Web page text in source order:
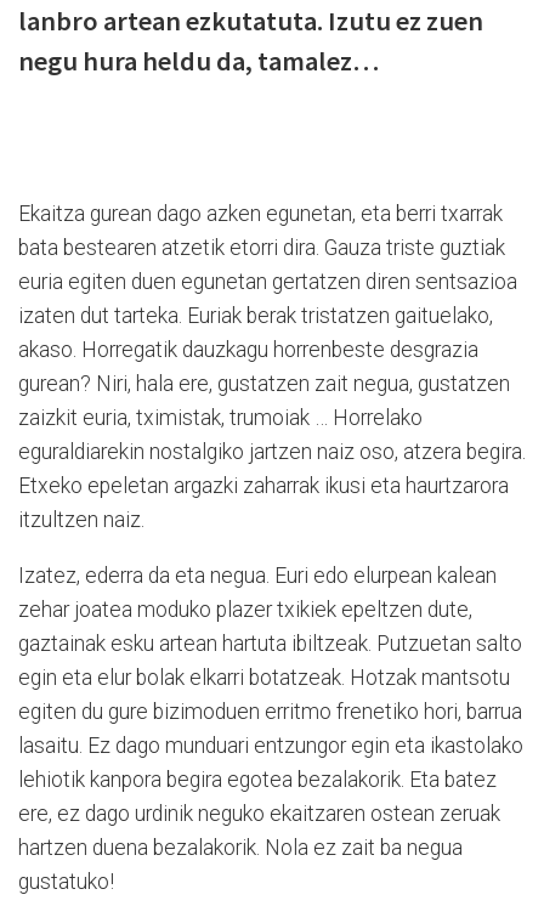
lanbro artean ezkutatuta. Izutu ez zuen
negu hura heldu da, tamalez…
Ekaitza gurean dago azken egunetan, eta berri txarrak
bata bestearen atzetik etorri dira. Gauza triste guztiak
euria egiten duen egunetan gertatzen diren sentsazioa
izaten dut tarteka. Euriak berak tristatzen gaituelako,
akaso. Horregatik dauzkagu horrenbeste desgrazia
gurean? Niri, hala ere, gustatzen zait negua, gustatzen
zaizkit euria, tximistak, trumoiak … Horrelako
eguraldiarekin nostalgiko jartzen naiz oso, atzera begira.
Etxeko epeletan argazki zaharrak ikusi eta haurtzarora
itzultzen naiz.
Izatez, ederra da eta negua. Euri edo elurpean kalean
zehar joatea moduko plazer txikiek epeltzen dute,
gaztainak esku artean hartuta ibiltzeak. Putzuetan salto
egin eta elur bolak elkarri botatzeak. Hotzak mantsotu
egiten du gure bizimoduen erritmo frenetiko hori, barrua
lasaitu. Ez dago munduari entzungor egin eta ikastolako
lehiotik kanpora begira egotea bezalakorik. Eta batez
ere, ez dago urdinik neguko ekaitzaren ostean zeruak
hartzen duena bezalakorik. Nola ez zait ba negua
gustatuko!